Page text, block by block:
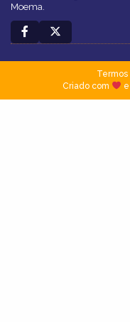
Moema.
Termos|
Criado com
e